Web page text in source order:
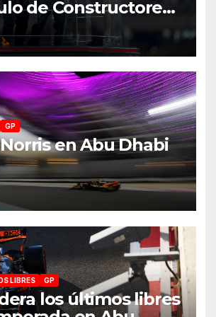
de Constructores
GP
en Abu Dhabi
LIBRES GP
los últimos libres